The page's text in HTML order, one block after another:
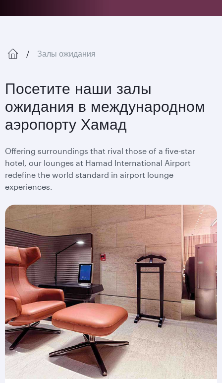
Залы ожидания
Посетите наши залы
ожидания в международном
аэропорту Хамад
Offering surroundings that rival those of a five-star
hotel, our lounges at Hamad International Airport
redefine the world standard in airport lounge
experiences.